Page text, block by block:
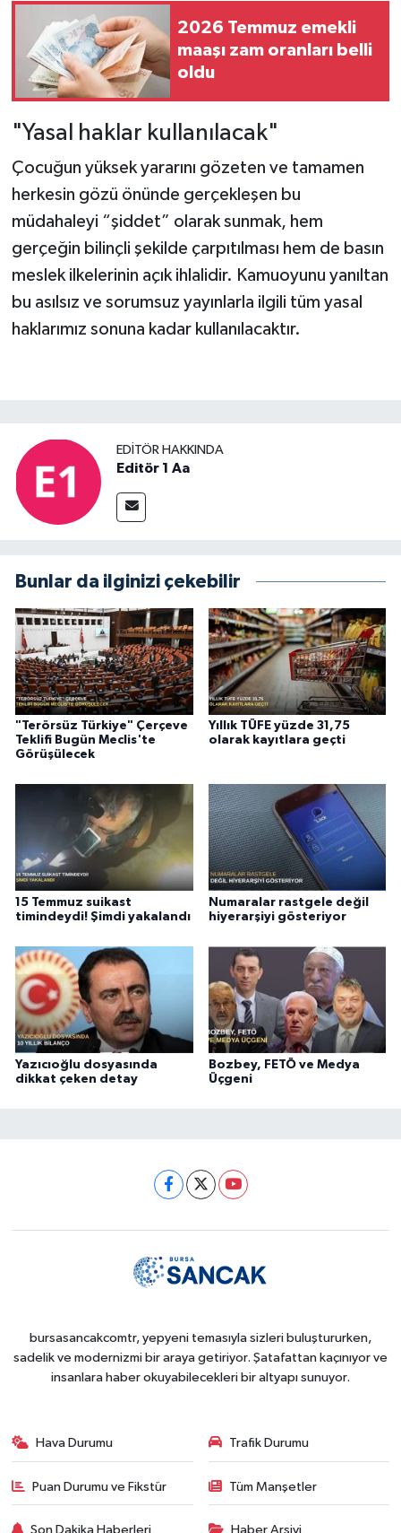
2026 Temmuz emekli
maaşı zam oranları belli
oldu
"Yasal haklar kullanılacak"
Çocuğun yüksek yararını gözeten ve tamamen
herkesin gözü önünde gerçekleşen bu
müdahaleyi “şiddet” olarak sunmak, hem
gerçeğin bilinçli şekilde çarpıtılması hem de basın
meslek ilkelerinin açık ihlalidir. Kamuoyunu yanıltan
bu asılsız ve sorumsuz yayınlarla ilgili tüm yasal
haklarımız sonuna kadar kullanılacaktır.
EDITÖR HAKKINDA
Editör 1 Aa
Bunlar da ilginizi çekebilir
"Terörsüz Türkiye" Çerçeve
Teklifi Bugün Meclis'te
Görüşülecek
Yıllık TÜFE yüzde 31,75
olarak kayıtlara geçti
15 Temmuz suikast
timindeydi! Şimdi yakalandı
Numaralar rastgele değil
hiyerarşiyi gösteriyor
Yazıcıoğlu dosyasında
dikkat çeken detay
Bozbey, FETÖ ve Medya
Üçgeni
bursasancakcomtr, yepyeni temasıyla sizleri buluştururken,
sadelik ve modernizmi bir araya getiriyor. Şatafattan kaçınıyor ve
insanlara haber okuyabilecekleri bir altyapı sunuyor.
Hava Durumu Trafik Durumu
Puan Durumu ve Fikstür Tüm Manşetler
Son Dakika Haberleri Haber Arşivi